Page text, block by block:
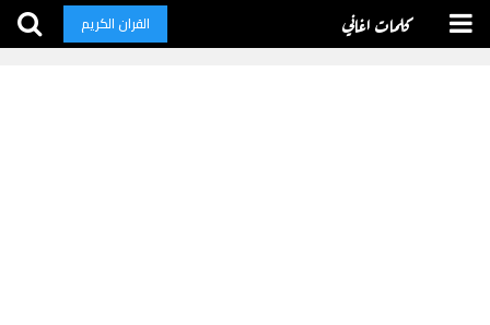
كلمات اغاني القران الكريم